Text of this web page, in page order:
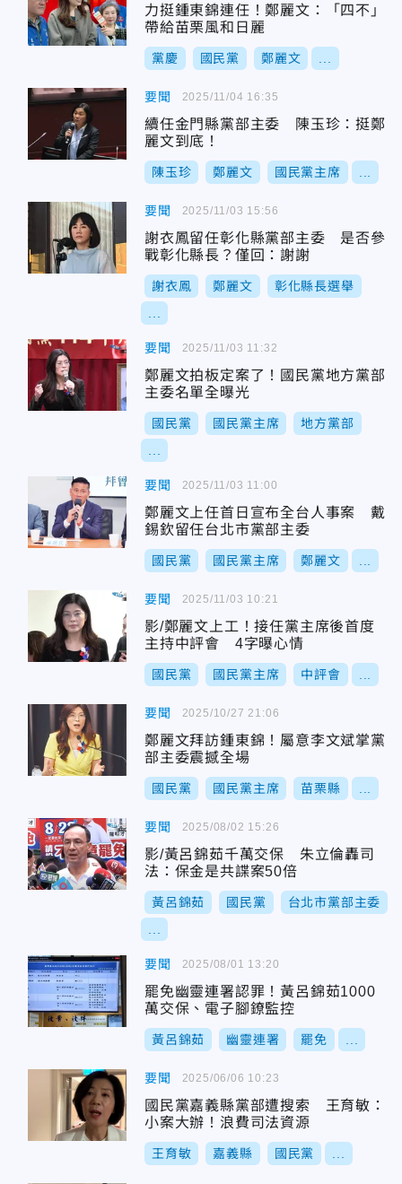
力挺鍾東錦連任！鄭麗文：「四不」
帶給苗栗風和日麗
黨慶 國民黨 鄭麗文
要聞
續任金門縣黨部主委 陳玉珍：挺鄭
麗文到底！
陳玉珍 鄭麗文 國民黨主席
2025/11/04 16:35
要聞
謝衣鳳留任彰化縣黨部主委 是否參
戰彰化縣長？僅回：謝謝
謝衣鳳 鄭麗文 彰化縣長選舉
2025/11/03 15:56
要聞
鄭麗文拍板定案了！國民黨地方黨部
主委名單全曝光
國民黨 國民黨主席 地方黨部
2025/11/03 11:32
要聞
鄭麗文上任首日宣布全台人事案 戴
錫欽留任台北市黨部主委
國民黨 國民黨主席 鄭麗文
2025/11/03 11:00
要聞
影/鄭麗文上工！接任黨主席後首度
主持中評會 4字曝心情
國民黨 國民黨主席 中評會
2025/11/03 10:21
要聞
鄭麗文拜訪鍾東錦！屬意李文斌掌黨
部主委震撼全場
國民黨 國民黨主席 苗栗縣
2025/10/27 21:06
要聞
影/黃呂錦茹千萬交保 朱立倫轟司
法：保金是共諜案50倍
黃呂錦茹 國民黨 台北市黨部主委
2025/08/02 15:26
要聞
罷免幽靈連署認罪！黃呂錦茹1000
萬交保、電子腳鐐監控
黃呂錦茹 幽靈連署 罷免
2025/08/01 13:20
要聞
國民黨嘉義縣黨部遭搜索 王育敏：
小案大辦！浪費司法資源
王育敏 嘉義縣 國民黨
2025/06/06 10:23